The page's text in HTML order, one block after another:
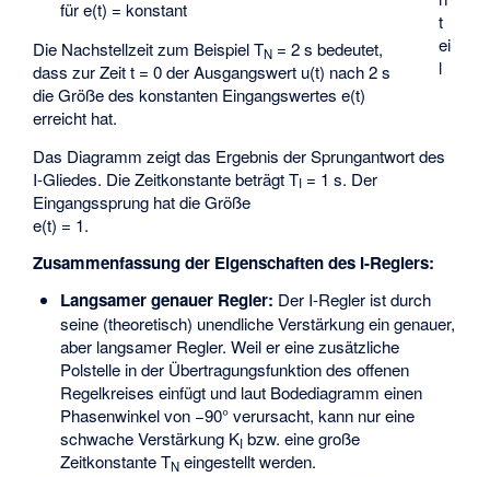
t
ei
l
für e(t) = konstant
Die Nachstellzeit zum Beispiel TN = 2 s bedeutet,
dass zur Zeit t = 0 der Ausgangswert u(t) nach 2 s
die Größe des konstanten Eingangswertes e(t)
erreicht hat.
Das Diagramm zeigt das Ergebnis der Sprungantwort des
I-Gliedes. Die Zeitkonstante beträgt TI = 1 s. Der
Eingangssprung hat die Größe
e(t) = 1.
Zusammenfassung der Eigenschaften des I-Reglers:
Langsamer genauer Regler: Der I-Regler ist durch
seine (theoretisch) unendliche Verstärkung ein genauer,
aber langsamer Regler. Weil er eine zusätzliche
Polstelle in der Übertragungsfunktion des offenen
Regelkreises einfügt und laut Bodediagramm einen
Phasenwinkel von −90° verursacht, kann nur eine
schwache Verstärkung KIbzw. eine große
Zeitkonstante TNeingestellt werden.